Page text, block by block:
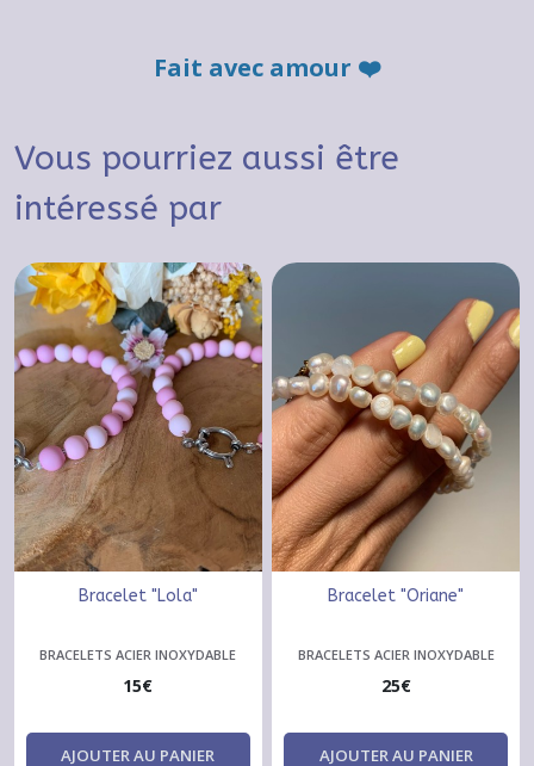
Fait avec amour ❤️
Vous pourriez aussi être
intéressé par
Bracelet "Lola"
BRACELETS ACIER INOXYDABLE
15€
AJOUTER AU PANIER
Bracelet "Oriane"
BRACELETS ACIER INOXYDABLE
25€
AJOUTER AU PANIER